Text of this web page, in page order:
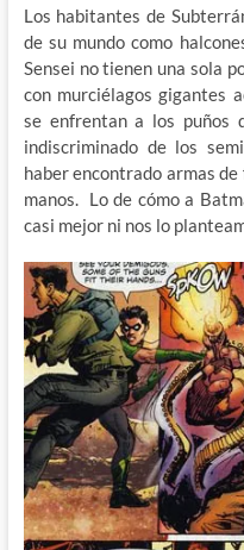
Los habitantes de
de su mundo como
Sensei no tienen una sola
con murciélagos gigantes
se enfrentan a los puños
indiscriminado de los
haber encontrado armas de
manos. Lo de cómo a
casi mejor ni nos lo